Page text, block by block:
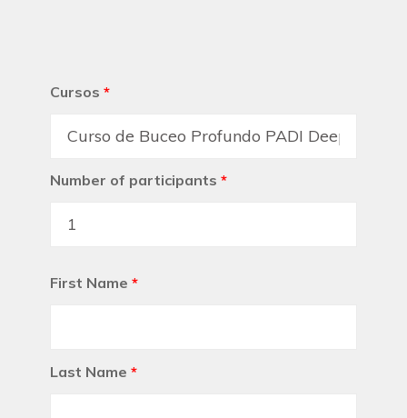
Cursos *
Number of participants *
First Name *
Last Name *